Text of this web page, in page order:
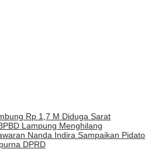
Rp 1,7 M Diduga Sarat
Lampung Menghilang
Nanda Indira Sampaikan Pidato
DPRD